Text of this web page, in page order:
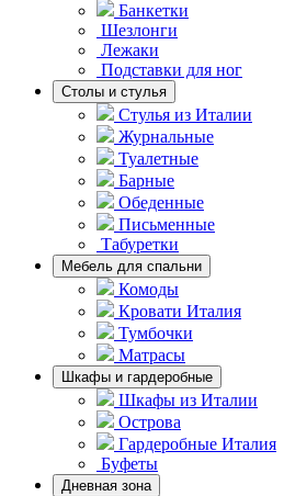
Банкетки
Шезлонги
Лежаки
Подставки для ног
Столы и стулья
Стулья из Италии
Журнальные
Туалетные
Барные
Обеденные
Письменные
Табуретки
Мебель для спальни
Комоды
Кровати Италия
Тумбочки
Матрасы
Шкафы и гардеробные
Шкафы из Италии
Острова
Гардеробные Италия
Буфеты
Дневная зона